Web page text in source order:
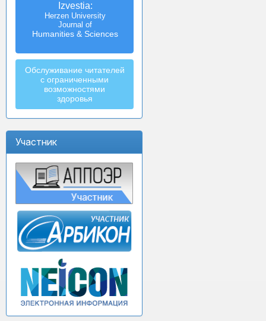
Izvestia:
Herzen University
Journal of
Humanities & Sciences
Обслуживание читателей
с ограниченными
возможностями
здоровья
Участник